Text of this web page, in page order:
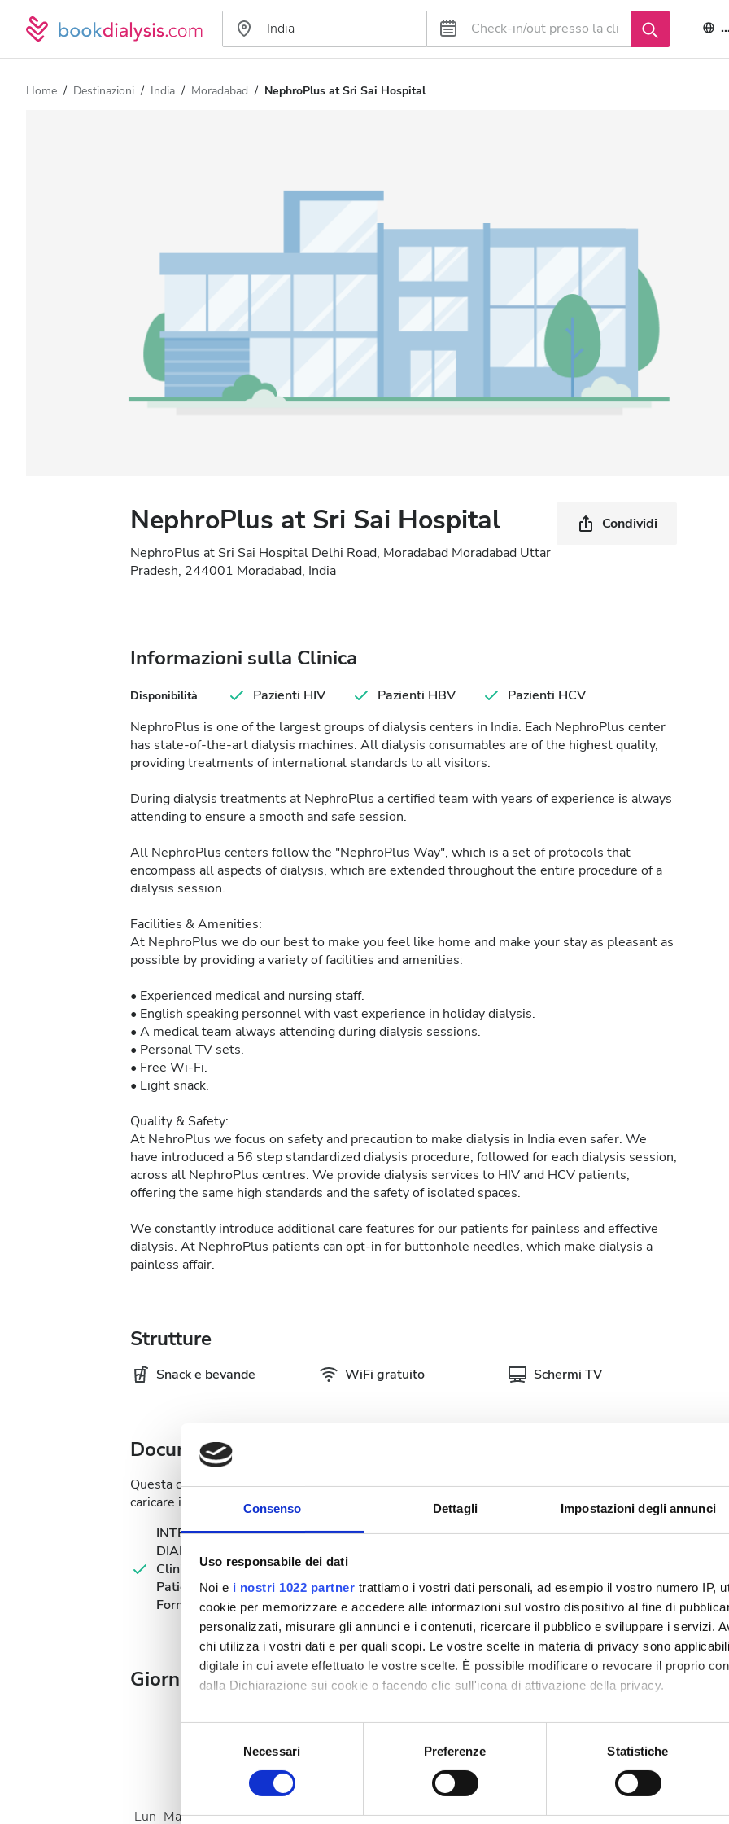
Consenso Dettagli Impostazioni degli annunci
Uso responsabile dei dati
Noi e i nostri 1022 partner trattiamo i vostri dati personali, ad esempio il vostro numero IP,
cookie per memorizzare e accedere alle informazioni sul vostro dispositivo al fine di
personalizzati, misurare gli annunci e i contenuti, ricercare il pubblico e sviluppare i servizi.
chi utilizza i vostri dati e per quali scopi. Le vostre scelte in materia di privacy sono
digitale in cui avete effettuato le vostre scelte. È possibile modificare o revocare il proprio
dalla Dichiarazione sui cookie o facendo clic sull'icona di attivazione della privacy.
Con il tuo consenso, vorremmo anche:
raccogliere informazioni sulla tua posizione geografica, con un'approssimazione di
digitali).
Necessari Preferenze Statistiche
IT
Home Destinazioni India Moradabad NephroPlus at Sri Sai Hospital
NephroPlus at Sri Sai Hospital
NephroPlus at Sri Sai Hospital Delhi Road, Moradabad Moradabad Uttar
Pradesh, 244001 Moradabad, India
Condividi
Informazioni sulla Clinica
Disponibilità Pazienti HIV Pazienti HBV
Pazienti HCV
NephroPlus is one of the largest groups of dialysis centers in India. Each NephroPlus center
has state-of-the-art dialysis machines. All dialysis consumables are of the highest quality,
providing treatments of international standards to all visitors.
During dialysis treatments at NephroPlus a certified team with years of experience is always
attending to ensure a smooth and safe session.
All NephroPlus centers follow the "NephroPlus Way", which is a set of protocols that
encompass all aspects of dialysis, which are extended throughout the entire procedure of a
dialysis session.
Facilities & Amenities:
At NephroPlus we do our best to make you feel like home and make your stay as pleasant as
possible by providing a variety of facilities and amenities:
• Experienced medical and nursing staff.
• English speaking personnel with vast experience in holiday dialysis.
• A medical team always attending during dialysis sessions.
• Personal TV sets.
• Free Wi-Fi.
• Light snack.
Quality & Safety:
At NehroPlus we focus on safety and precaution to make dialysis in India even safer. We
have introduced a 56 step standardized dialysis procedure, followed for each dialysis session,
across all NephroPlus centres. We provide dialysis services to HIV and HCV patients,
offering the same high standards and the safety of isolated spaces.
We constantly introduce additional care features for our patients for painless and effective
dialysis. At NephroPlus patients can opt-in for buttonhole needles, which make dialysis a
painless affair.
Strutture
Snack e bevande WiFi gratuito Schermi TV
Documentazione medica
Questa clinica richiede documentazione medica specifica per i trattamenti di dialisi. Puoi
caricare i documenti online o portarli in clinica quando arrivi.
INTERNATIONAL
DIALYSIS REQUEST
Clinical Information &
Patient Identification
Form
Giorni disponibili per il trattamento
2026
Lun Mar Mer Gio Ven Sab Dom
Settembre
Lun Mar Mer Gio Ven Sab Dom